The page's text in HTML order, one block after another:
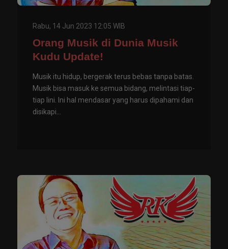
Rabu, 14 Jun 2023 12:05 WIB
Orang Musik di Dunia Musik
Kudu Update!
Musik itu hidup, bergerak terus bebas tanpa batas.
Musik bisa masuk ke semua bidang, melintasi tiap-
tiap lini. Ini hal mendasar yang harus dipahami dan
disikapi...